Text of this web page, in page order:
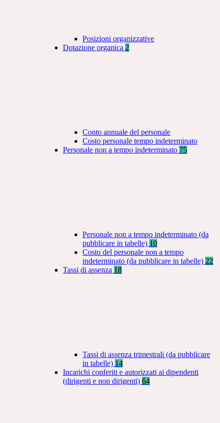
Posizioni organizzative
Dotazione organica 2
Conto annuale del personale
Costo personale tempo indeterminato
Personale non a tempo indeterminato 75
Personale non a tempo indeterminato (da
pubblicare in tabelle) 10
Costo del personale non a tempo
indeterminato (da pubblicare in tabelle) 22
Tassi di assenza 18
Tassi di assenza trimestrali (da pubblicare
in tabelle) 14
Incarichi conferiti e autorizzati ai dipendenti
(dirigenti e non dirigenti) 64